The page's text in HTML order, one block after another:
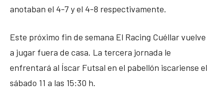
anotaban el 4-7 y el 4-8 respectivamente.
Este próximo fin de semana El Racing Cuéllar vuelve
a jugar fuera de casa. La tercera jornada le
enfrentará al Íscar Futsal en el pabellón iscariense el
sábado 11 a las 15:30 h.